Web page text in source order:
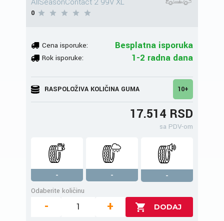
0
Cena isporuke: Besplatna isporuka
Rok isporuke: 1-2 radna dana
RASPOLOŽIVA KOLIČINA GUMA 10+
17.514 RSD
sa PDV-om
- -
-
Odaberite količinu
- +